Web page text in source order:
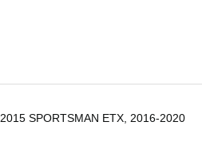
2015 SPORTSMAN ETX, 2016-2020